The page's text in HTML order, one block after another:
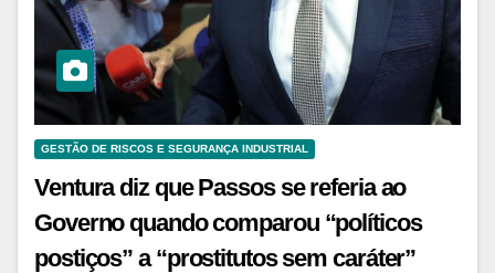
GESTÃO DE RISCOS E SEGURANÇA INDUSTRIAL
Ventura diz que Passos se referia ao
Governo quando comparou “políticos
postiços” a “prostitutos sem caráter”